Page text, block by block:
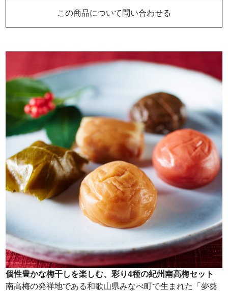
この商品について問い合わせる
個性豊かな梅干しを楽しむ、彩り4種の紀州南高梅セット
南高梅の発祥地である和歌山県みなべ町で生まれた「夢葵